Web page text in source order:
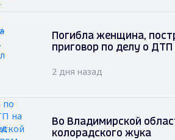
Погибла женщина,
приговор по делу о
2 дня назад
Во Владимирской
колорадского жука